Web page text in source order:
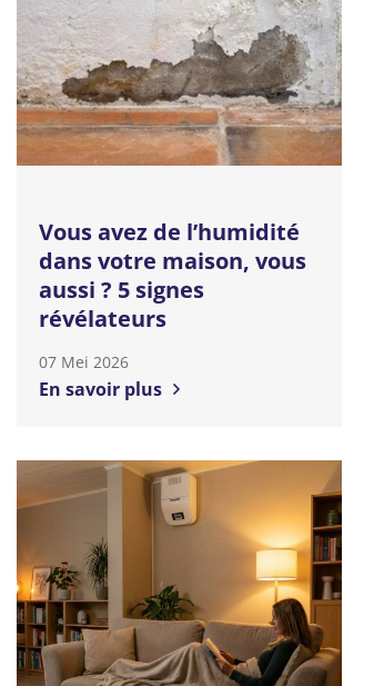
Vous avez de l’humidité
dans votre maison, vous
aussi ? 5 signes
révélateurs
07 Mei 2026
En savoir plus